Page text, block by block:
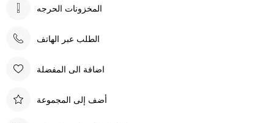
الطلب عبر الهاتف
اضافة الى المفضلة
أضف إلى المجموعة